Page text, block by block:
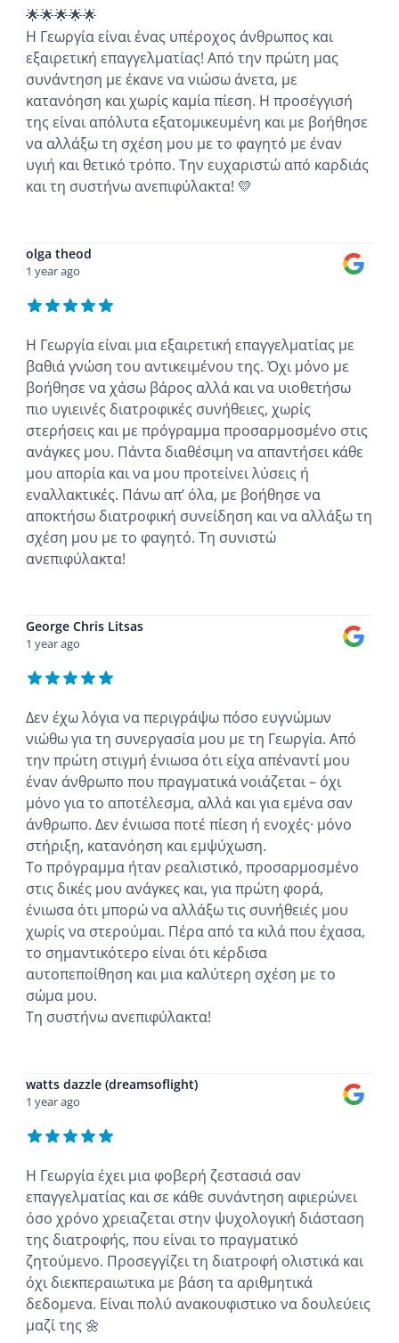
🌟🌟🌟🌟🌟
Η Γεωργία είναι ένας υπέροχος άνθρωπος και
εξαιρετική επαγγελματίας! Από την πρώτη μας
συνάντηση με έκανε να νιώσω άνετα, με
κατανόηση και χωρίς καμία πίεση. Η προσέγγισή
της είναι απόλυτα εξατομικευμένη και με βοήθησε
να αλλάξω τη σχέση μου με το φαγητό με έναν
υγιή και θετικό τρόπο. Την ευχαριστώ από καρδιάς
και τη συστήνω ανεπιφύλακτα! 💛
olga theod
1 year ago
Η Γεωργία είναι μια εξαιρετική επαγγελματίας με
βαθιά γνώση του αντικειμένου της. Όχι μόνο με
βοήθησε να χάσω βάρος αλλά και να υιοθετήσω
πιο υγιεινές διατροφικές συνήθειες, χωρίς
στερήσεις και με πρόγραμμα προσαρμοσμένο στις
ανάγκες μου. Πάντα διαθέσιμη να απαντήσει κάθε
μου απορία και να μου προτείνει λύσεις ή
εναλλακτικές. Πάνω απ’ όλα, με βοήθησε να
αποκτήσω διατροφική συνείδηση και να αλλάξω τη
σχέση μου με το φαγητό. Τη συνιστώ
ανεπιφύλακτα!
George Chris Litsas
1 year ago
Δεν έχω λόγια να περιγράψω πόσο ευγνώμων
νιώθω για τη συνεργασία μου με τη Γεωργία. Από
την πρώτη στιγμή ένιωσα ότι είχα απέναντί μου
έναν άνθρωπο που πραγματικά νοιάζεται – όχι
μόνο για το αποτέλεσμα, αλλά και για εμένα σαν
άνθρωπο. Δεν ένιωσα ποτέ πίεση ή ενοχές· μόνο
στήριξη, κατανόηση και εμψύχωση.
Το πρόγραμμα ήταν ρεαλιστικό, προσαρμοσμένο
στις δικές μου ανάγκες και, για πρώτη φορά,
ένιωσα ότι μπορώ να αλλάξω τις συνήθειές μου
χωρίς να στερούμαι. Πέρα από τα κιλά που έχασα,
το σημαντικότερο είναι ότι κέρδισα
αυτοπεποίθηση και μια καλύτερη σχέση με το
σώμα μου.
Τη συστήνω ανεπιφύλακτα!
watts dazzle (dreamsoflight)
1 year ago
Η Γεωργία έχει μια φοβερή ζεστασιά σαν
επαγγελματίας και σε κάθε συνάντηση αφιερώνει
όσο χρόνο χρειαζεται στην ψυχολογική διάσταση
της διατροφής, που είναι το πραγματικό
ζητούμενο. Προσεγγίζει τη διατροφή ολιστικά και
όχι διεκπεραιωτικα με βάση τα αριθμητικά
δεδομενα. Είναι πολύ ανακουφιστικο να δουλεύεις
μαζί της 🌼